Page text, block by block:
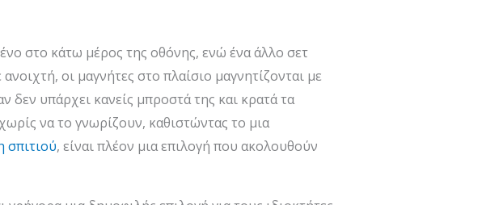
στο κάτω μέρος της οθόνης, ενώ ένα άλλο σετ
οι μαγνήτες στο πλαίσιο μαγνητίζονται με
δεν υπάρχει κανείς μπροστά της και κρατά τα
να το γνωρίζουν, καθιστώντας το μια
σπιτιού, είναι πλέον μια επιλογή που ακολουθούν